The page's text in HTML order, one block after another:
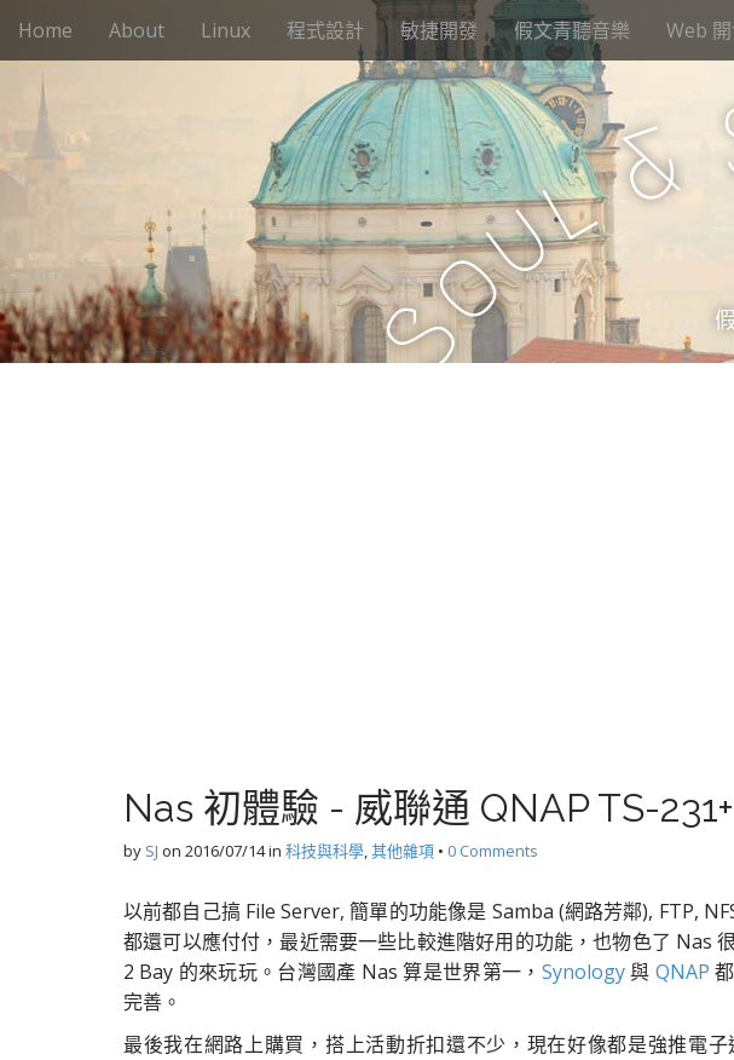
M
e
i
c
n
t
Home About Linux 程式設計 敏捷開發 假文青聽音樂 Web
S
o
u
l&
Nas 初體驗 - 威聯通 QNAP TS-
by SJ on 2016/07/14in 科技與科學,其他雜項 • 0 Comments
以前都自己搞 File Server, 簡單的功能像是 Samba (網路芳鄰), FTP,
都還可以應付付，最近需要一些比較進階好用的功能，也物色了 Nas
2 Bay 的來玩玩。台灣國產 Nas 算是世界第一， Synology與 QNAP
完善。
最後我在網路上購買，搭上活動折扣還不少，現在好像都是強推電